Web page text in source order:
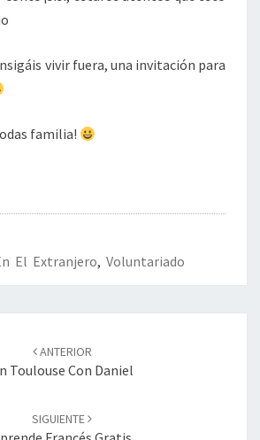
vivir fuera, una invitación para
familia!
El Extranjero, Voluntariado
ANTERIOR
Toulouse Con Daniel
SIGUIENTE